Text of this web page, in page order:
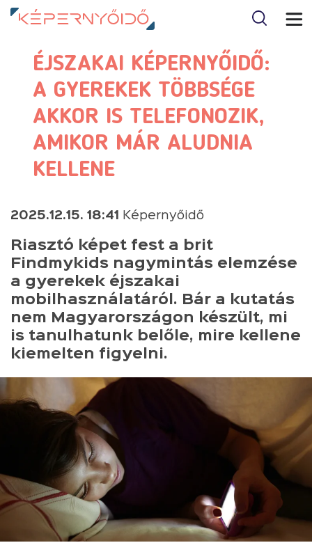
ÉJSZAKAI KÉPERNYŐIDŐ:
A GYEREKEK TÖBBSÉGE
AKKOR IS TELEFONOZIK,
AMIKOR MÁR ALUDNIA
KELLENE
2025.12.15. 18:41 Képernyőidő
Riasztó képet fest a brit
Findmykids nagymintás elemzése
a gyerekek éjszakai
mobilhasználatáról. Bár a kutatás
nem Magyarországon készült, mi
is tanulhatunk belőle, mire kellene
kiemelten figyelni.